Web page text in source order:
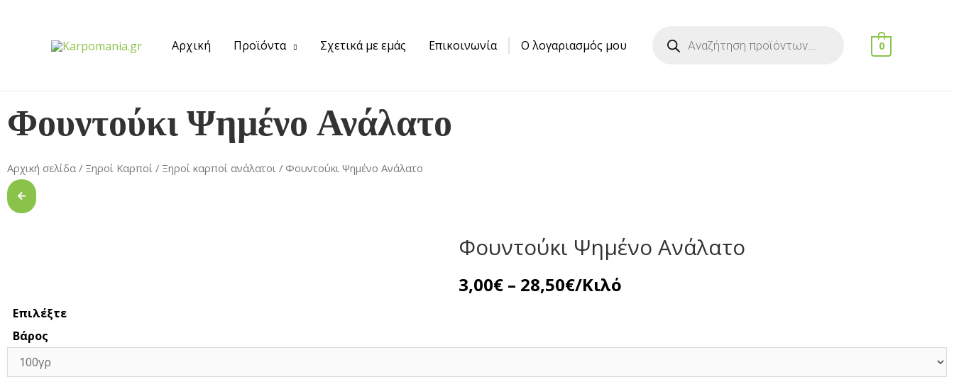
Αρχική Προϊόντα Σχετικά με εμάς Επικοινωνία Ο λογαριασμός μου search 0
Φουντούκι Ψημένο Ανάλατο
Αρχική σελίδα / Ξηροί Καρποί / Ξηροί καρποί ανάλατοι / Φουντούκι Ψημένο Ανάλατο
Φουντούκι Ψημένο Ανάλατο
3,00€ – 28,50€Price
/Κιλό
Επιλέξτε
Βάρος